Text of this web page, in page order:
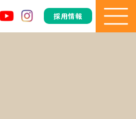
採用情報